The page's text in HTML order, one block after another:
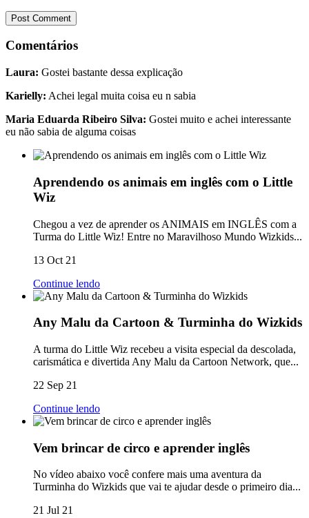
Comentários
Laura: Gostei bastante dessa explicação
Karielly: Achei legal muita coisa eu n sabia
Maria Eduarda Ribeiro Silva: Gostei muito e achei interessante
eu não sabia de alguma coisas
Aprendendo os animais em inglês com o Little
Wiz
Chegou a vez de aprender os ANIMAIS em INGLÊS com a
Turma do Little Wiz! Entre no Maravilhoso Mundo Wizkids...
13 Oct 21
Continue lendo
Any Malu da Cartoon & Turminha do Wizkids
A turma do Little Wiz recebeu a visita especial da descolada,
carismática e divertida Any Malu da Cartoon Network, que...
22 Sep 21
Continue lendo
Vem brincar de circo e aprender inglês
No vídeo abaixo você confere mais uma aventura da
Turminha do Wizkids que vai te ajudar desde o primeiro dia...
21 Jul 21